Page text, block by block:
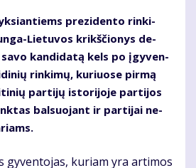
pre­zi­den­to rin­ki­
Lie­tu­vos krikš­čio­nys de­
sa­vo kan­di­da­tą kels po įgy­ven­
rin­ki­mų, ku­riuo­se pir­mą
par­ti­jų is­to­ri­jo­je par­ti­jos
bal­suo­jant ir par­ti­jai ne­
gy­ven­to­jas, ku­riam yra ar­ti­mos